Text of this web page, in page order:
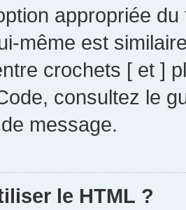
appropriée
même est
crochets [ et ]
consultez le
message.
le HTML ?